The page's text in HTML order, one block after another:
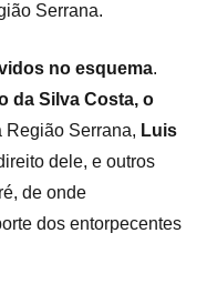
Serrana.
no esquema.
da Silva Costa, o
Região Serrana, Luis
dele, e outros
de onde
dos entorpecentes